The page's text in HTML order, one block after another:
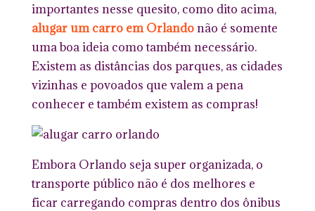
importantes nesse quesito, como dito acima,
alugar um carro em Orlandonão é somente
uma boa ideia como também necessário.
Existem as distâncias dos parques, as cidades
vizinhas e povoados que valem a pena
conhecer e também existem as compras!
Embora Orlando seja super organizada, o
transporte público não é dos melhores e
ficar carregando compras dentro dos ônibus